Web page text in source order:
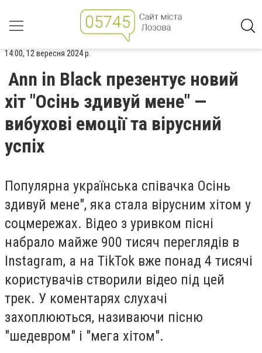
14:00, 12 вересня 2024 р.
Ann in Black презентує новий
хіт "Осінь здивуй мене" —
вибухові емоції та вірусний
успіх
Популярна українська співачка Осінь
здивуй мене", яка стала вірусним хітом у
соцмережах. Відео з уривком пісні
набрало майже 900 тисяч переглядів в
Instagram, а на TikTok вже понад 4 тисячі
користувачів створили відео під цей
трек. У коментарях слухачі
захоплюються, називаючи пісню
"шедевром" і "мега хітом".